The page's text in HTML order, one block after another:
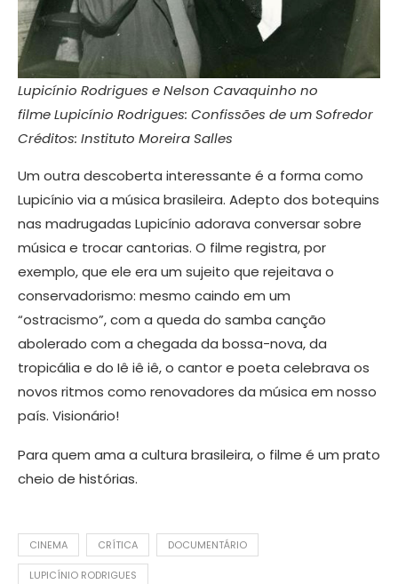
Lupicínio Rodrigues e Nelson Cavaquinho no
filme Lupicínio Rodrigues: Confissões de um Sofredor
Créditos: Instituto Moreira Salles
Um outra descoberta interessante é a forma como
Lupicínio via a música brasileira. Adepto dos botequins
nas madrugadas Lupicínio adorava conversar sobre
música e trocar cantorias. O filme registra, por
exemplo, que ele era um sujeito que rejeitava o
conservadorismo: mesmo caindo em um
“ostracismo”, com a queda do samba canção
abolerado com a chegada da bossa-nova, da
tropicália e do Iê iê iê, o cantor e poeta celebrava os
novos ritmos como renovadores da música em nosso
país. Visionário!
Para quem ama a cultura brasileira, o filme é um prato
cheio de histórias.
CINEMA CRÍTICA DOCUMENTÁRIO
LUPICÍNIO RODRIGUES